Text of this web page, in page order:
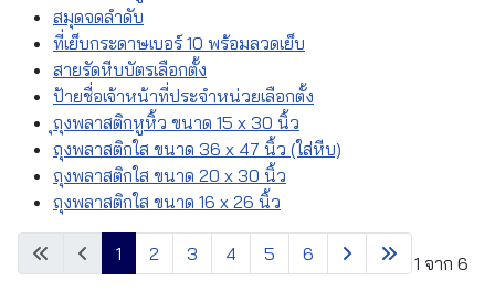
สมุดจดลำดับ
ที่เย็บกระดาษเบอร์ 10 พร้อมลวดเย็บ
สายรัดหีบบัตรเลือกตั้ง
ป้ายชื่อเจ้าหน้าที่ประจำหน่วยเลือกตั้ง
ุถุงพลาสติกหูหิ้ว ขนาด 15 x 30 นิ้ว
ถุงพลาสติกใส ขนาด 36 x 47 นิ้ว (ใส่หีบ)
ถุงพลาสติกใส ขนาด 20 x 30 นิ้ว
ถุงพลาสติกใส ขนาด 16 x 26 นิ้ว
หน้า 1 จาก 6
1 2 3 4 5 6